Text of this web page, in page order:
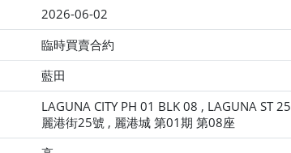
2026-06-02
臨時買賣合約
藍田
LAGUNA CITY PH 01 BLK 08 , LAGUNA ST 25
麗港街25號 , 麗港城 第01期 第08座